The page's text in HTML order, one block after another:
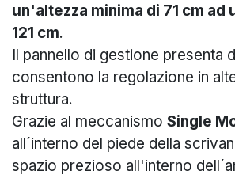
un'altezza minima di 71 cm ad
121 cm.
Il pannello di gestione presenta
consentono la regolazione in
struttura.
Grazie al meccanismo Single
all´interno del piede della
spazio prezioso all'interno